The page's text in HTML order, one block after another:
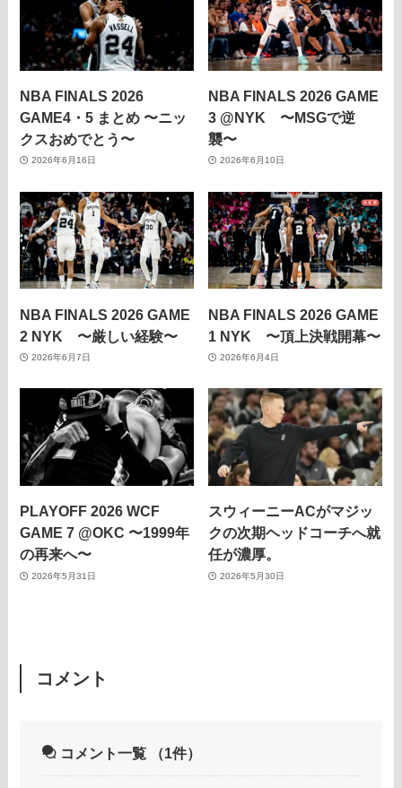
NBA FINALS 2026
GAME4・5 まとめ 〜ニッ
クスおめでとう〜
2026年6月16日
NBA FINALS 2026 GAME
3 @NYK 〜MSGで逆
襲〜
2026年6月10日
NBA FINALS 2026 GAME
2 NYK 〜厳しい経験〜
2026年6月7日
NBA FINALS 2026 GAME
1 NYK 〜頂上決戦開幕〜
2026年6月4日
PLAYOFF 2026 WCF
GAME 7 @OKC 〜1999年
の再来へ〜
2026年5月31日
スウィーニーACがマジッ
クの次期ヘッドコーチへ就
任が濃厚。
2026年5月30日
コメント
コメント一覧 （1件）